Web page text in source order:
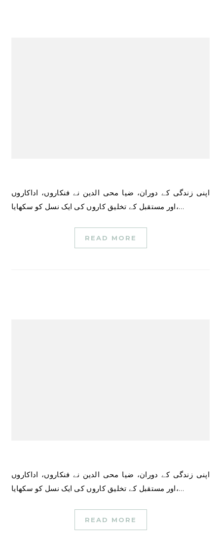
اپنی زندگی کے دوران، ضیا محی الدین نے فنکاروں، اداکاروں
اور مستقبل کے تخلیق کاروں کی ایک نسل کو سکھایا،…
READ MORE
اپنی زندگی کے دوران، ضیا محی الدین نے فنکاروں، اداکاروں
اور مستقبل کے تخلیق کاروں کی ایک نسل کو سکھایا،…
READ MORE